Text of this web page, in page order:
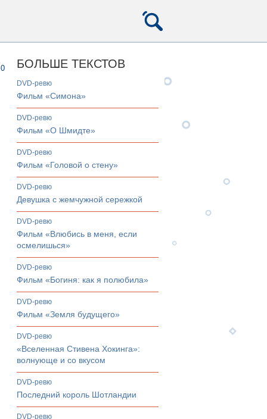
0 БОЛЬШЕ ТЕКСТОВ
DVD-ревю
Фильм «Симона»
DVD-ревю
Фильм «О Шмидте»
DVD-ревю
Фильм «Головой о стену»
DVD-ревю
Девушка с жемчужной сережкой
DVD-ревю
Фильм «Влюбись в меня, если
осмелишься»
DVD-ревю
Фильм «Богиня: как я полюбила»
DVD-ревю
Фильм «Земля будущего»
DVD-ревю
«Вселенная Стивена Хокинга»:
волнующе и со вкусом
DVD-ревю
Последний король Шотландии
DVD-ревю